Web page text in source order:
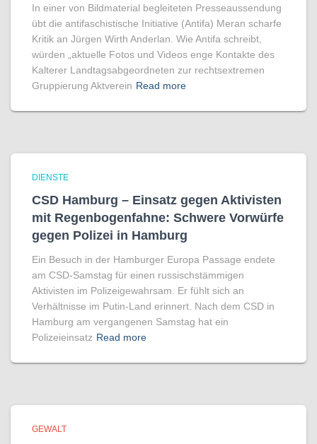
In einer von Bildmaterial begleiteten Presseaussendung
übt die antifaschistische Initiative (Antifa) Meran scharfe
Kritik an Jürgen Wirth Anderlan. Wie Antifa schreibt,
würden „aktuelle Fotos und Videos enge Kontakte des
Kalterer Landtagsabgeordneten zur rechtsextremen
Gruppierung Aktverein Read more
DIENSTE
CSD Hamburg – Einsatz gegen Aktivisten
mit Regenbogen­fahne: Schwere Vorwürfe
gegen Polizei in Hamburg
Ein Besuch in der Hamburger Europa Passage endete
am CSD-Samstag für einen russischstämmigen
Aktivisten im Polizeigewahrsam. Er fühlt sich an
Verhältnisse im Putin-Land erinnert. Nach dem CSD in
Hamburg am vergangenen Samstag hat ein
Polizeieinsatz Read more
GEWALT